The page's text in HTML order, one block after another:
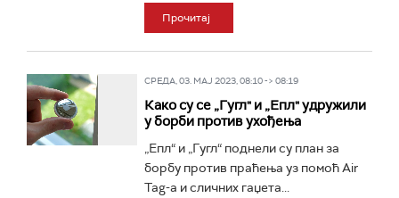
Прочитај
СРЕДА, 03. МАЈ 2023, 08:10 -> 08:19
Како су се „Гугл" и „Епл" удружили
у борби против ухођења
„Епл“ и „Гугл“ поднели су план за
борбу против праћења уз помоћ Air
Tag-а и сличних гаџета...